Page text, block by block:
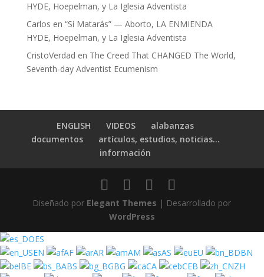
HYDE, Hoepelman, y La Iglesia Adventista
Carlos en “Sí Matarás” — Aborto, LA ENMIENDA
HYDE, Hoepelman, y La Iglesia Adventista
CristoVerdad en The Creed That CHANGED The World,
Seventh-day Adventist Ecumenism
ENGLISH VIDEOS
alabanzas
documentos
artículos, estudios, noticias…
información
Diseñado por Elegant Themes | Desarrollado por
WordPress
ES
EN
AF AR AM AS EU
BN
BE
BS BG CA CEB
ZH